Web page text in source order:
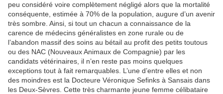
peu considéré voire complètement négligé alors que la mortalité
conséquente, estimée à 70% de la population, augure d’un avenir
très sombre. Ainsi, si tout un chacun a connaissance de la
carence de médecins généralistes en zone rurale ou de
l’abandon massif des soins au bétail au profit des petits toutous
ou des NAC (Nouveaux Animaux de Compagnie) par les
candidats vétérinaires, il n’en reste pas moins quelques
exceptions tout à fait remarquables. L’une d’entre elles et non
des moindres est la Docteure Véronique Sefinks à Sansais dans
les Deux-Sèvres. Cette très charmante jeune femme célibataire